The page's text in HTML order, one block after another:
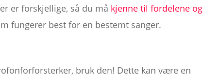
er forskjellige, så du må kjenne til fordelene og
fungerer best for en bestemt sanger.
bruk den! Dette kan være en